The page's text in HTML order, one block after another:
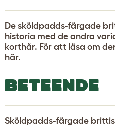
De sköldpadds-färgade
historia med de andra
korthår. För att läsa om
här.
BETEENDE
Sköldpadds-färgade